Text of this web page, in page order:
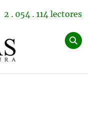
2 . 054 . 114 lectores